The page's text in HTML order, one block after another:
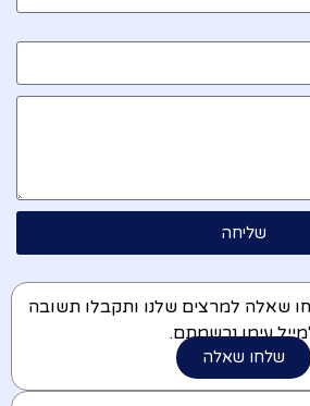
שליחה
שאלה למרצים שלנו ותקבלו תשובה
עימו נרשמתם.
שלחו שאלה